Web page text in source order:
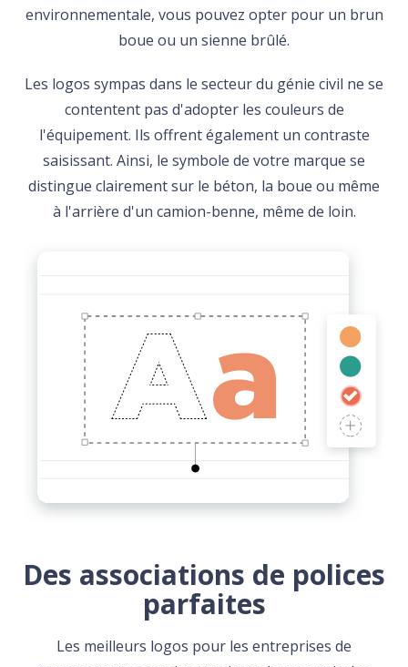
environnementale, vous pouvez opter pour un brun
boue ou un sienne brûlé.
Les logos sympas dans le secteur du génie civil ne se
contentent pas d'adopter les couleurs de
l'équipement. Ils offrent également un contraste
saisissant. Ainsi, le symbole de votre marque se
distingue clairement sur le béton, la boue ou même
à l'arrière d'un camion-benne, même de loin.
Des associations de polices
parfaites
Les meilleurs logos pour les entreprises de